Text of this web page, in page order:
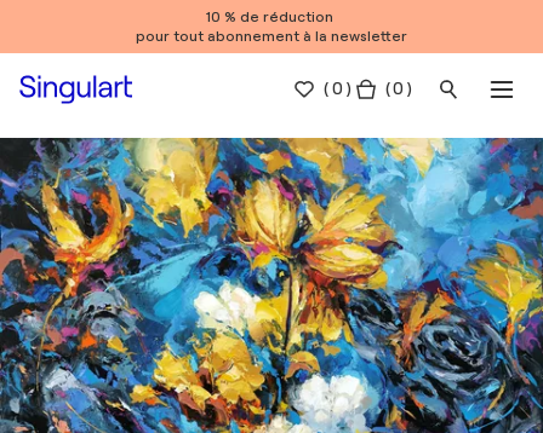
10 % de réduction
pour tout abonnement à la newsletter
(0 ) ( 0 )